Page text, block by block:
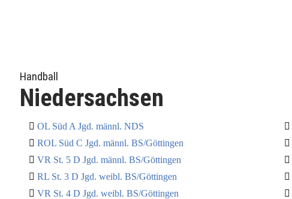
Handball
Niedersachsen
OL Süd A Jgd. männl. NDS
ROL Süd C Jgd. männl. BS/Göttingen
VR St. 5 D Jgd. männl. BS/Göttingen
RL St. 3 D Jgd. weibl. BS/Göttingen
VR St. 4 D Jgd. weibl. BS/Göttingen